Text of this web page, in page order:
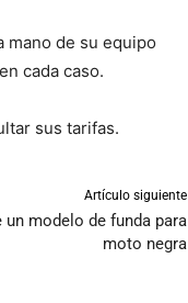
mano de su equipo
cada caso.
sus tarifas.
Artículo siguiente
un modelo de funda para
moto negra